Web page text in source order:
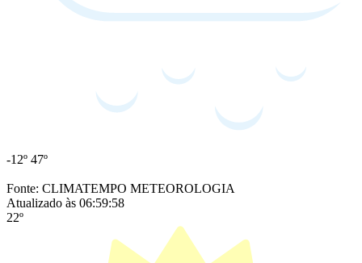
-12º 47º
Fonte: CLIMATEMPO METEOROLOGIA
Atualizado às 06:59:58
22º